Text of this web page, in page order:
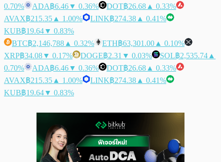
0.70%
ADA฿6.46▼ 0.36% DOT฿26.68 ▲ 0.33%
AVAX฿215.35 ▲ 1.00% LINK฿274.38 ▲ 0.41%
KUB฿19.64▼ 0.83%
BTC฿2,146,788 ▲ 0.32% ETH฿63,301.00 ▲ 0.10%
XRP฿34.08▼ 0.17% DOGE฿2.31 ▼ 0.03% SOL฿2,535.74 ▲
0.70%
ADA฿6.46▼ 0.36% DOT฿26.68 ▲ 0.33%
AVAX฿215.35 ▲ 1.00% LINK฿274.38 ▲ 0.41%
KUB฿19.64▼ 0.83%